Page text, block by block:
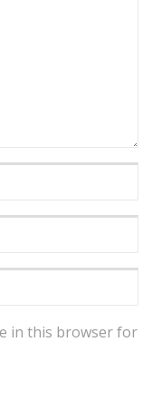
in this browser for